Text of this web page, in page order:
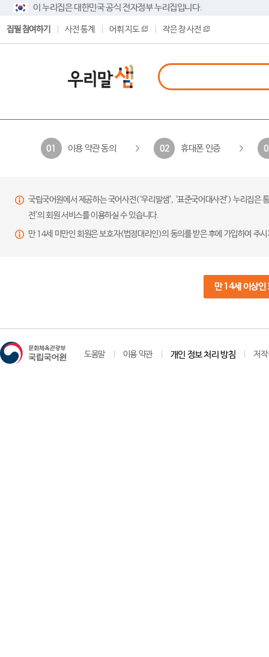
이 누리집은 대한민국 공식 전자정부 누리집입니다.
집필 참여하기 사전 통계 어휘 지도 작은 창 사전
01 이용 약관 동의 02 휴대폰 인증
국립국어원에서 제공하는 국어사전(‘우리말샘’, ‘표준국어대사전’) 누리집
전’의 회원 서비스를 이용하실 수 있습니다.
만 14세 미만인 회원은 보호자(법정대리인)의 동의를 받은 후에 가입하여 주
만 14세 이상인
도움말 이용 약관 개인 정보 처리 방침 저